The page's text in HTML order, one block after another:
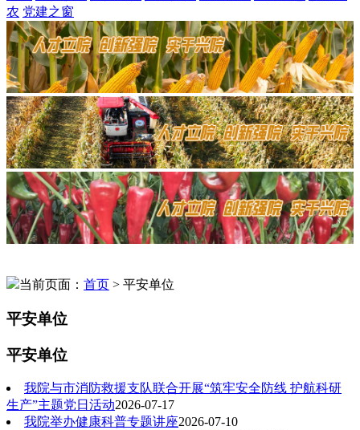
农 党建之窗
当前页面： 首页 > 平安单位
平安单位
平安单位
我院与市消防救援支队联合开展“筑牢安全防线 护航科研
生产”主题党日活动2026-07-17
我院举办健康科普专题讲座2026-07-10